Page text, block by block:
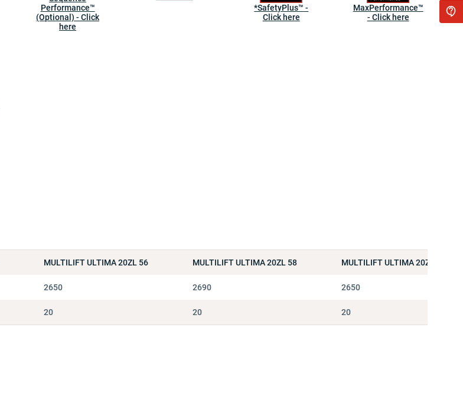
Performance™
(Optional) - Click
here
*SafetyPlus™ -
Click here
MaxPerformance™
- Click here
MULTILIFT ULTIMA 20ZL 56 MULTILIFT ULTIMA 20ZL 58 MULTILIFT ULTIMA 20ZL 59
2650 2690 2650
20 20 20